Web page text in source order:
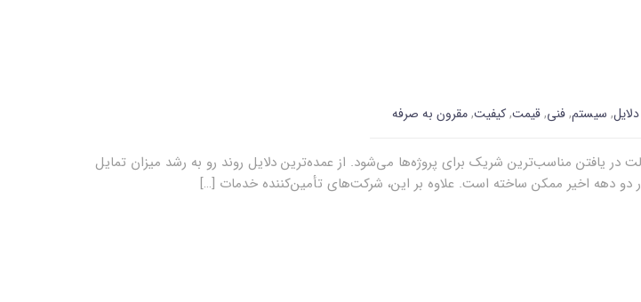
دلایل, سیستم,فنی,قیمت,کیفیت,مقرون به صرفه
یافتن مناسب‌ترین شریک برای پروژه‌ها می‌شود. از عمده‌ترین دلایل روند رو به رشد میزان تمایل
دو دهه اخیر ممکن ساخته است. علاوه بر این، شرکت‌های تأمین‌کننده خدمات […]